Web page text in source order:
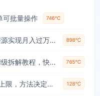
可批量操作 746℃
闲鱼小众暴利赛道，靠卖虚拟资源实现月入过万，谁做谁赚钱 898℃
亲子教育对话短视频起号，保姆级拆解教程，快速起千粉万粉号 765℃
多多特训营【5-7月】产品决定上限，方法决定下限，各种玩法技巧落地实操 128℃